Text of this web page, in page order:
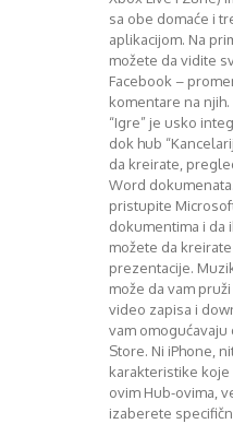
sa obe domaće i
aplikacijom. Na
možete da vidite
Facebook –
komentare na
“Igre” je usko
dok hub
da kreirate,
Word
pristupite
dokumentima i da
možete da
prezentacije.
može da vam
video zapisa i
vam
Store. Ni iPhone,
karakteristike
ovim Hub-ovima,
izaberete